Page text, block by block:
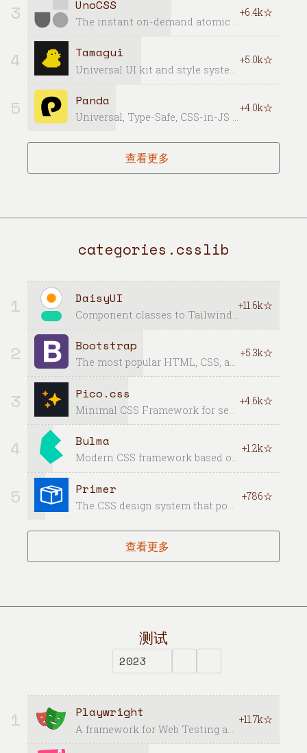
3 UnoCSS
The instant on-demand atomic CSS engine.
+6.4k☆
4 Tamagui +5.0k☆
5 Panda
Universal, Type-Safe, CSS-in-JS Framework for Product Teams
+4.0k☆
查看更多
categories.csslib
1 DaisyUI +11.6k☆
2 Bootstrap
The most popular HTML, CSS, and JavaScript framework for developing responsive, mobile first projects on the web.
+5.3k☆
3 Pico.css
Minimal CSS Framework for semantic HTML
+4.6k☆
4 Bulma
Modern CSS framework based on Flexbox
+1.2k☆
5 Primer
The CSS design system that powers GitHub
+786☆
查看更多
测试
1 Playwright +11.7k☆